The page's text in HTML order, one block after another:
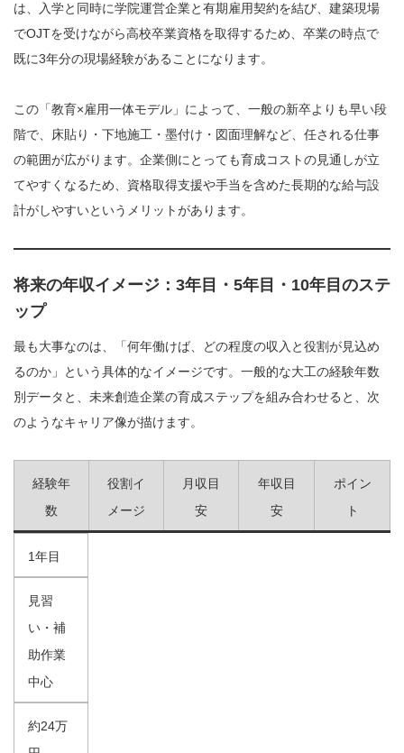
は、入学と同時に学院運営企業と有期雇用契約を結び、建築現場
でOJTを受けながら高校卒業資格を取得するため、卒業の時点で
既に3年分の現場経験があることになります。
この「教育×雇用一体モデル」によって、一般の新卒よりも早い段
階で、床貼り・下地施工・墨付け・図面理解など、任される仕事
の範囲が広がります。企業側にとっても育成コストの見通しが立
てやすくなるため、資格取得支援や手当を含めた長期的な給与設
計がしやすいというメリットがあります。
将来の年収イメージ：3年目・5年目・10年目のステ
ップ
最も大事なのは、「何年働けば、どの程度の収入と役割が見込め
るのか」という具体的なイメージです。一般的な大工の経験年数
別データと、未来創造企業の育成ステップを組み合わせると、次
のようなキャリア像が描けます。
経験年
数
役割イ
メージ
月収目
安
年収目
安
ポイン
ト
1年目
見習
い・補
助作業
中心
約24万